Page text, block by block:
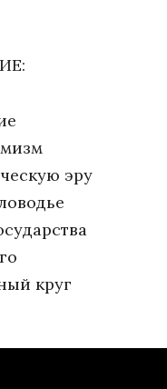
эру
круг